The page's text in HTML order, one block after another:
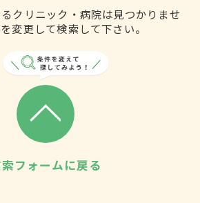
クリニック・病院は見つかりませ
変更して検索して下さい。
フォームに戻る